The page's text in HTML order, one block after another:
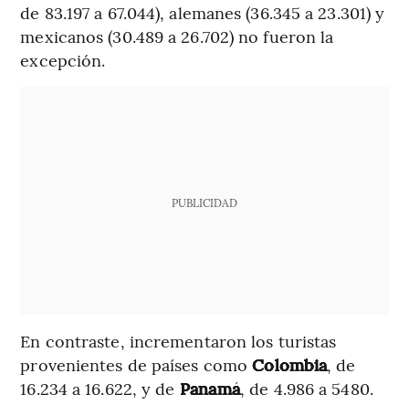
de 83.197 a 67.044), alemanes (36.345 a 23.301) y
mexicanos (30.489 a 26.702) no fueron la
excepción.
PUBLICIDAD
En contraste, incrementaron los turistas
provenientes de países comoColombia, de
16.234 a 16.622, y de Panamá, de 4.986 a 5480.